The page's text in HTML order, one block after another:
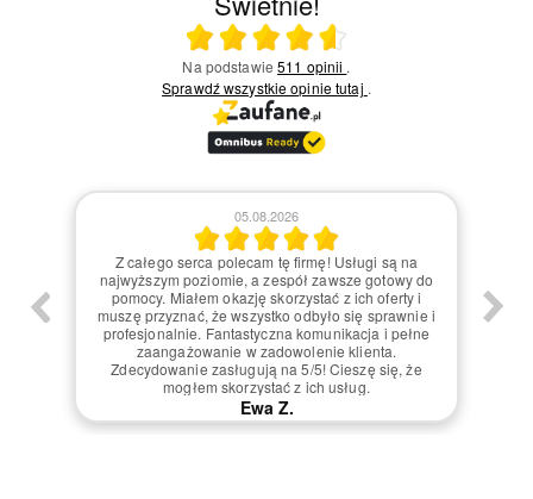
Ocena średnia 4.6 na 5
Na podstawie511 opinii .
Sprawdź wszystkie opinietutaj .
04.08.2026
Z pełnym przekonaniem mogę powiedzieć, że
usługi tej firmy są na najwyższym poziomie. Każdy
detal był dopracowany, a zespół pracowników
wykazywał ogromną życzliwość i profesjonalizm.
Czułem się doceniony jako klient. Współpraca
przebiegła sprawnie, bez żadnych problemów. Na
pewno wrócę oraz polecę tę firmę innym. 5/5 to
zdecydowanie zasłużona ocena!
Ewa K.